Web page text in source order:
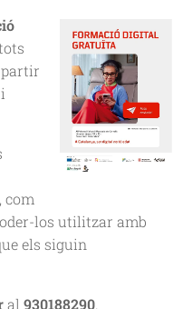
partir
com
los utilitzar amb
els siguin
al 930188290.